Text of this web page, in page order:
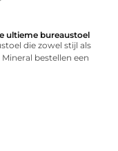
ultieme bureaustoel
die zowel stijl als
bestellen een